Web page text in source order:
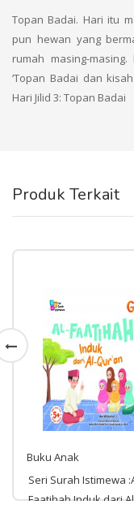
Topan Badai. Hari itu
pun hewan yang
rumah masing-
‘Topan Badai dan
Hari Jilid 3: Topan Badai
Produk Terkait
Buku Anak
Seri Surah Istimewa
Faatihah Induk dari